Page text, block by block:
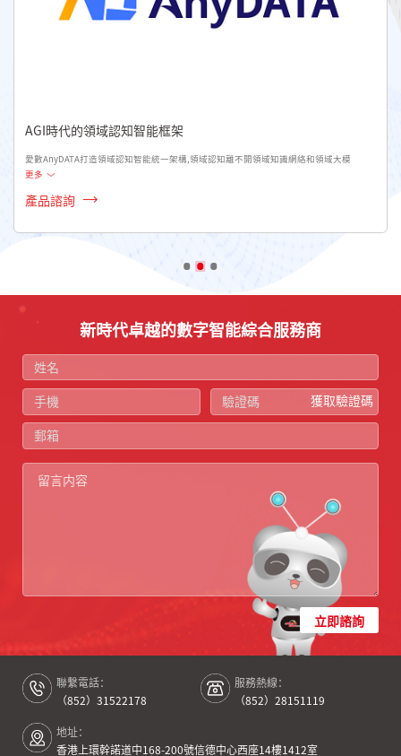
AGI時代的領域認知智能框架
愛數AnyDATA打造領域認知智能統一架構,領域認知離不開領域知識網絡和領域大模
更多
產品諮詢
新時代卓越的數字智能綜合服務商
獲取驗證碼
立即諮詢
聯繫電話：
（852）31522178
服務熱線：
（852）28151119
地址：
香港上環幹諾道中168-200號信德中心西座14樓1412室